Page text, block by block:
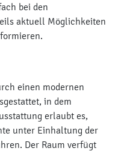
bei den
aktuell Möglichkeiten
einen modernen
in dem
erlaubt es,
unter Einhaltung der
Der Raum verfügt